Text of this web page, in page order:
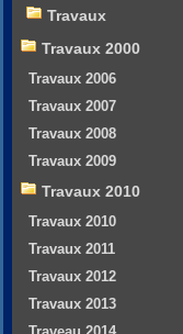
Travaux
Travaux 2000
Travaux 2006
Travaux 2007
Travaux 2008
Travaux 2009
Travaux 2010
Travaux 2010
Travaux 2011
Travaux 2012
Travaux 2013